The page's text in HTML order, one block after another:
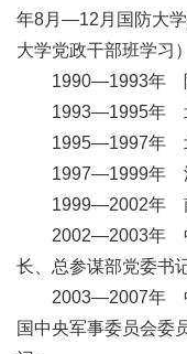
年8月—12月国防大
大学党政干部班学习
1990—1993年 陆
1993—1995年 北
1995—1997年 北
1997—1999年 沈
1999—2002年 南
2002—2003年 中
长、总参谋部党委书
2003—2007年 中
国中央军事委员会委